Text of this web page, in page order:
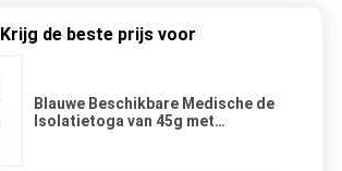
Krijg de beste prijs voor
Blauwe Beschikbare Medische de
Isolatietoga van 45g met